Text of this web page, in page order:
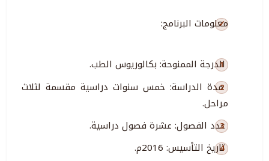
معلومات البرنامج:
الدرجة الممنوحة: بكالوريوس الطب.
مدة الدراسة: خمس سنوات دراسية مقسمة لثلاث
مراحل.
عدد الفصول: عشرة فصول دراسية.
تاريخ التأسيس: 2016م.